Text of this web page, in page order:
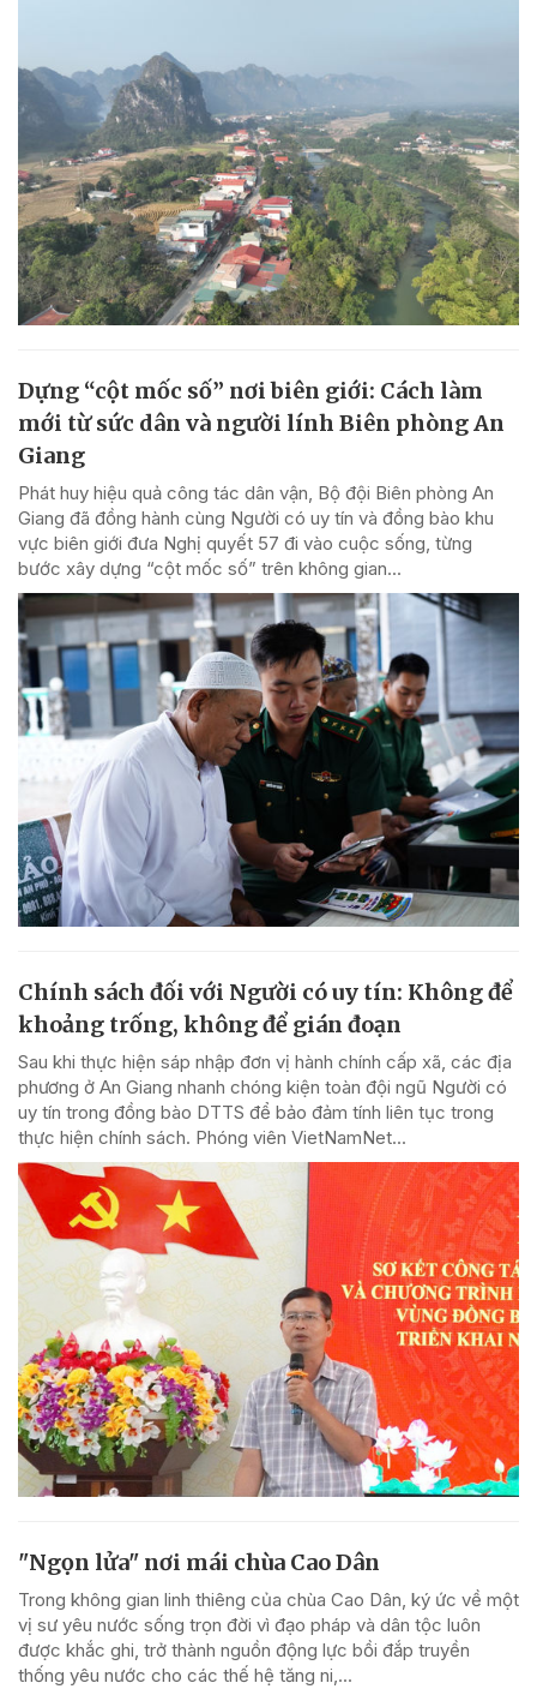
Dựng “cột mốc số” nơi biên giới: Cách làm
mới từ sức dân và người lính Biên phòng An
Giang
Phát huy hiệu quả công tác dân vận, Bộ đội Biên phòng An
Giang đã đồng hành cùng Người có uy tín và đồng bào khu
vực biên giới đưa Nghị quyết 57 đi vào cuộc sống, từng
bước xây dựng “cột mốc số” trên không gian...
Chính sách đối với Người có uy tín: Không để
khoảng trống, không để gián đoạn
Sau khi thực hiện sáp nhập đơn vị hành chính cấp xã, các địa
phương ở An Giang nhanh chóng kiện toàn đội ngũ Người có
uy tín trong đồng bào DTTS để bảo đảm tính liên tục trong
thực hiện chính sách. Phóng viên VietNamNet...
"Ngọn lửa" nơi mái chùa Cao Dân
Trong không gian linh thiêng của chùa Cao Dân, ký ức về một
vị sư yêu nước sống trọn đời vì đạo pháp và dân tộc luôn
được khắc ghi, trở thành nguồn động lực bồi đắp truyền
thống yêu nước cho các thế hệ tăng ni,...